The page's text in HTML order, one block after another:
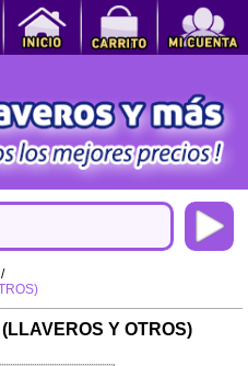
/
Y OTROS)